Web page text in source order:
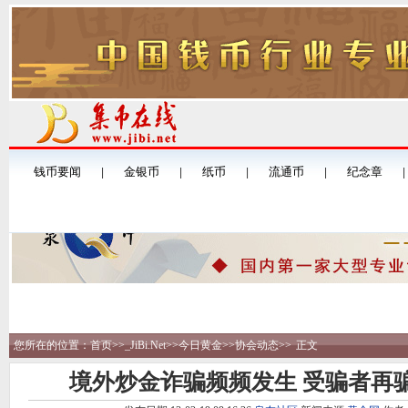
您所在的位置：首页>>_JiBi.Net>>今日黄金>>协会动态>> 正文
境外炒金诈骗频频发生 受骗者再